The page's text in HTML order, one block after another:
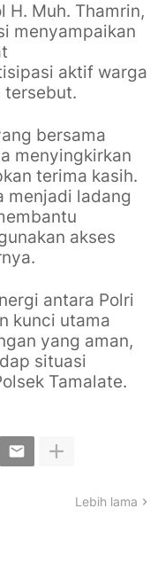
H. Muh. Thamrin,
menyampaikan
aktif warga
tersebut.
bersama
menyingkirkan
terima kasih.
menjadi ladang
akses
antara Polri
kunci utama
yang aman,
situasi
Tamalate.
Lebih lama